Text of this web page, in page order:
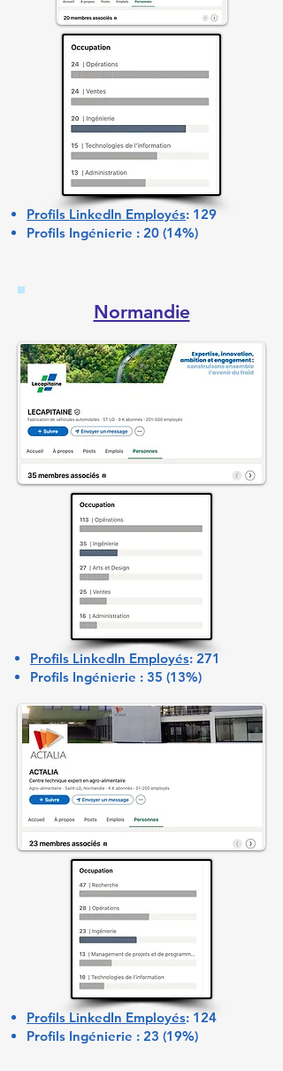
Profils LinkedIn Employés: 129
Profils Ingénierie : 20 (14%)
Normandie​
Profils LinkedIn Employés: 271
Profils Ingénierie : 35 (13%)
Profils LinkedIn Employés: 124
Profils Ingénierie : 23 (19%)